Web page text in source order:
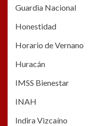
Guardia Nacional
Honestidad
Horario de Vernano
Huracán
IMSS Bienestar
INAH
Indira Vizcaíno